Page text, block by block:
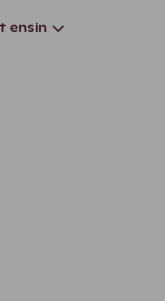
ensin